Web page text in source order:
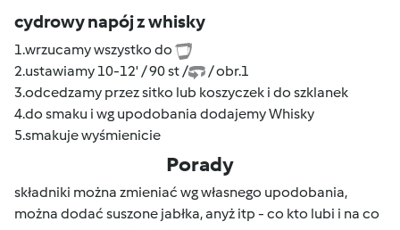
cydrowy napój z whisky
1.wrzucamy wszystko do
2.ustawiamy 10-12' / 90 st /
/ obr.1
3.odcedzamy przez sitko lub koszyczek i do szklanek
4.do smaku i wg upodobania dodajemy Whisky
5.smakuje wyśmienicie
Porady
składniki można zmieniać wg własnego upodobania,
można dodać suszone jabłka, anyż itp - co kto lubi i na co